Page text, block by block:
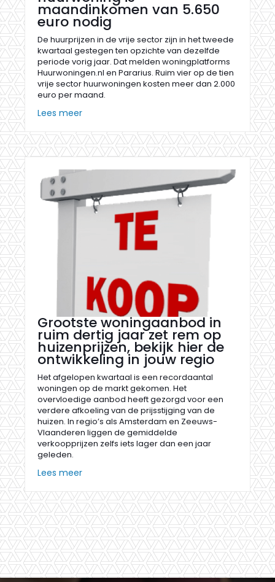
maandinkomen van 5.650
euro nodig
De huurprijzen in de vrije sector zijn in het tweede
kwartaal gestegen ten opzichte van dezelfde
periode vorig jaar. Dat melden woningplatforms
Huurwoningen.nl en Pararius. Ruim vier op de tien
vrije sector huurwoningen kosten meer dan 2.000
euro per maand.
Lees meer
Grootste woningaanbod in
ruim dertig jaar zet rem op
huizenprijzen, bekijk hier de
ontwikkeling in jouw regio
Het afgelopen kwartaal is een recordaantal
woningen op de markt gekomen. Het
overvloedige aanbod heeft gezorgd voor een
verdere afkoeling van de prijsstijging van de
huizen. In regio’s als Amsterdam en Zeeuws-
Vlaanderen liggen de gemiddelde
verkoopprijzen zelfs iets lager dan een jaar
geleden.
Lees meer